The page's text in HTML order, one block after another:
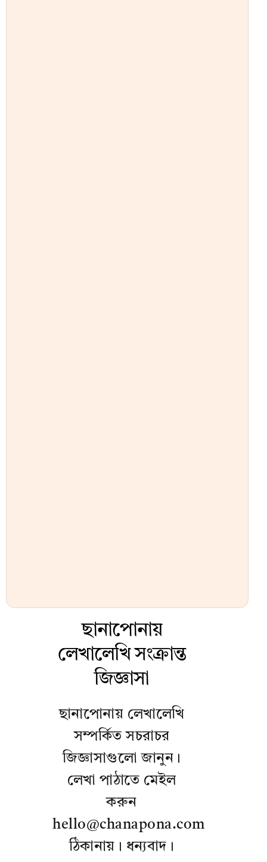
ছানাপোনায়
লেখালেখি সংক্রান্ত
জিজ্ঞাসা
ছানাপোনায় লেখালেখি
সম্পর্কিত সচরাচর
জিজ্ঞাসাগুলো জানুন।
লেখা পাঠাতে মেইল
করুন
hello@chanapona.com
ঠিকানায়। ধন্যবাদ।